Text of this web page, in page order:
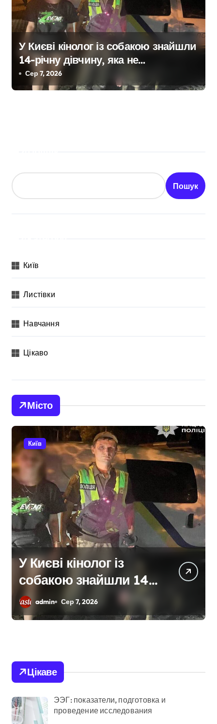
У Києві кінолог із собакою знайшли
14-річну дівчину, яка не
повернулася додому після
конфлікту
Сер 7, 2026
Пошук
Київ
Листівки
Навчання
Цікаво
Місто
Київ
У Києві кінолог із
собакою знайшли 14-
річну дівчину, яка не
повернулася додому
admin Сер 7, 2026
Цікаве
ЭЭГ: показатели, подготовка и
проведение исследования